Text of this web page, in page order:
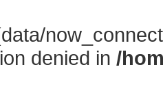
denied in /